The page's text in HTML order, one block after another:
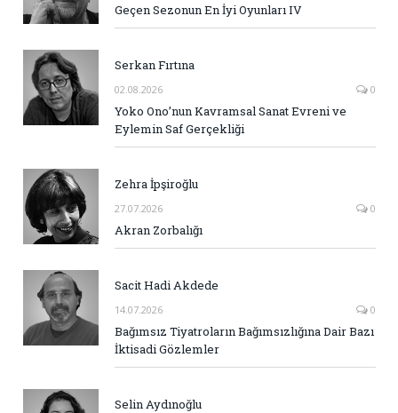
Geçen Sezonun En İyi Oyunları IV
Serkan Fırtına
02.08.2026 0
Yoko Ono’nun Kavramsal Sanat Evreni ve
Eylemin Saf Gerçekliği
Zehra İpşiroğlu
27.07.2026 0
Akran Zorbalığı
Sacit Hadi Akdede
14.07.2026 0
Bağımsız Tiyatroların Bağımsızlığına Dair Bazı
İktisadi Gözlemler
Selin Aydınoğlu